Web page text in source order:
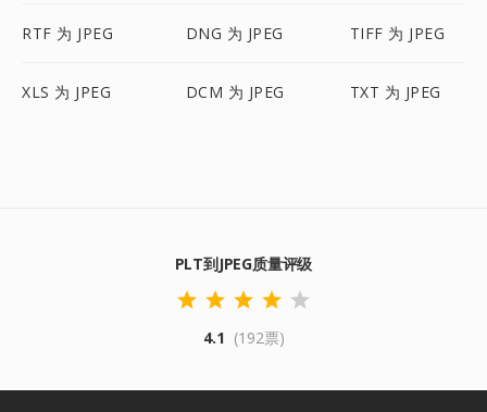
RTF 为 JPEG DNG 为 JPEG TIFF 为 JPEG
XLS 为 JPEG DCM 为 JPEG TXT 为 JPEG
PLT到JPEG质量评级
4.1 (192票)